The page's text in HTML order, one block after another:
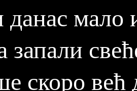
мало
запали
скоро већ